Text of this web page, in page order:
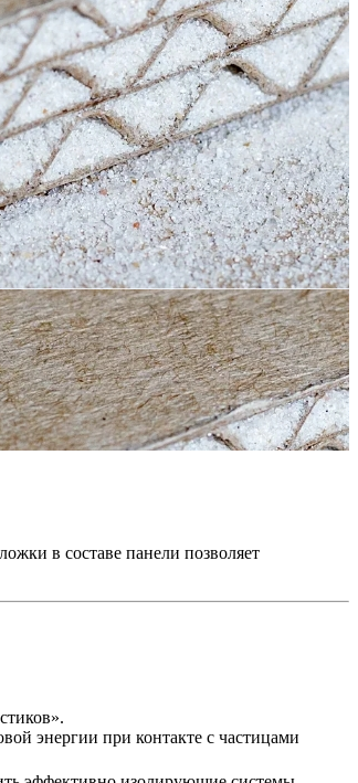
в составе панели позволяет
энергии при контакте с частицами